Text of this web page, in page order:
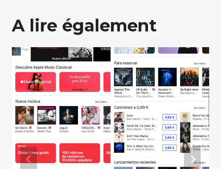
A lire également